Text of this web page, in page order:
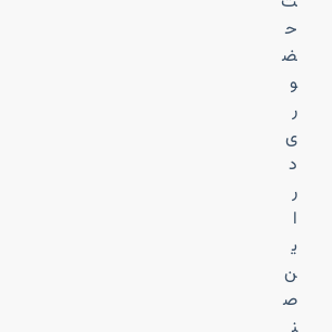
ح
ض
و
ر
ی
د
ر
ا
ی
ن
ص